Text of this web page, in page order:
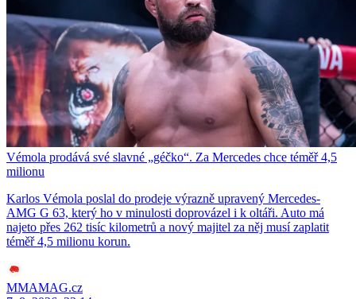
Vémola prodává své slavné „géčko“. Za Mercedes chce téměř 4,5
milionu
Karlos Vémola poslal do prodeje výrazně upravený Mercedes-
AMG G 63, který ho v minulosti doprovázel i k oltáři. Auto má
najeto přes 262 tisíc kilometrů a nový majitel za něj musí zaplatit
téměř 4,5 milionu korun.
MMAMAG.cz